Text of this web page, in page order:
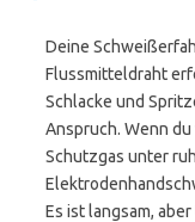
Deine
Flussmitteldraht
Schlacke und
Anspruch. Wenn
Schutzgas unter
Es ist langsam,